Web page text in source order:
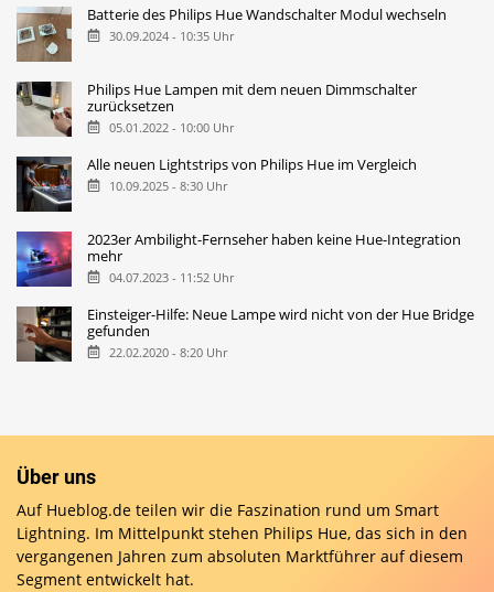
Batterie des Philips Hue Wandschalter Modul wechseln
30.09.2024 - 10:35 Uhr
Philips Hue Lampen mit dem neuen Dimmschalter
zurücksetzen
05.01.2022 - 10:00 Uhr
Alle neuen Lightstrips von Philips Hue im Vergleich
10.09.2025 - 8:30 Uhr
2023er Ambilight-Fernseher haben keine Hue-Integration
mehr
04.07.2023 - 11:52 Uhr
Einsteiger-Hilfe: Neue Lampe wird nicht von der Hue Bridge
gefunden
22.02.2020 - 8:20 Uhr
Über uns
Auf Hueblog.de teilen wir die Faszination rund um Smart
Lightning. Im Mittelpunkt stehen Philips Hue, das sich in den
vergangenen Jahren zum absoluten Marktführer auf diesem
Segment entwickelt hat.